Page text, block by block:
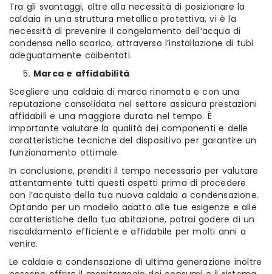
Tra gli svantaggi, oltre alla necessità di posizionare la
caldaia in una struttura metallica protettiva, vi è la
necessità di prevenire il congelamento dell’acqua di
condensa nello scarico, attraverso l’installazione di tubi
adeguatamente coibentati.
Marca e affidabilità
Scegliere una caldaia di marca rinomata e con una
reputazione consolidata nel settore assicura prestazioni
affidabili e una maggiore durata nel tempo. È
importante valutare la qualità dei componenti e delle
caratteristiche tecniche del dispositivo per garantire un
funzionamento ottimale.
In conclusione, prenditi il tempo necessario per valutare
attentamente tutti questi aspetti prima di procedere
con l’acquisto della tua nuova caldaia a condensazione.
Optando per un modello adatto alle tue esigenze e alle
caratteristiche della tua abitazione, potrai godere di un
riscaldamento efficiente e affidabile per molti anni a
venire.
Le caldaie a condensazione di ultima generazione inoltre